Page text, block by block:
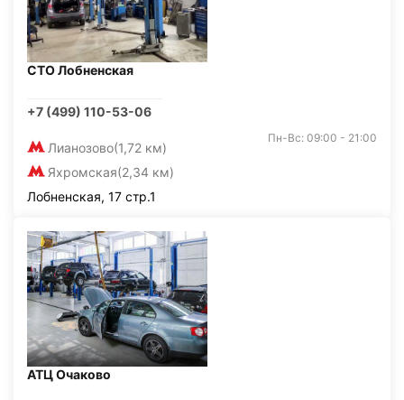
СТО Лобненская
+7 (499) 110-53-06
Лианозово(1,72 км)
Яхромская(2,34 км)
Пн-Вс: 09:00 - 21:00
Лобненская, 17 стр.1
АТЦ Очаково